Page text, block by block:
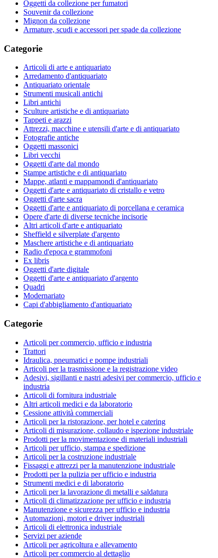
Oggetti da collezione per fumatori
Souvenir da collezione
Mignon da collezione
Armature, scudi e accessori per spade da collezione
Categorie
Articoli di arte e antiquariato
Arredamento d'antiquariato
Antiquariato orientale
Strumenti musicali antichi
Libri antichi
Sculture artistiche e di antiquariato
Tappeti e arazzi
Attrezzi, macchine e utensili d'arte e di antiquariato
Fotografie antiche
Oggetti massonici
Libri vecchi
Oggetti d'arte dal mondo
Stampe artistiche e di antiquariato
Mappe, atlanti e mappamondi d'antiquariato
Oggetti d'arte e antiquariato di cristallo e vetro
Oggetti d'arte sacra
Oggetti d'arte e antiquariato di porcellana e ceramica
Opere d'arte di diverse tecniche incisorie
Altri articoli d'arte e antiquariato
Sheffield e silverplate d'argento
Maschere artistiche e di antiquariato
Radio d'epoca e grammofoni
Ex libris
Oggetti d'arte digitale
Oggetti d'arte e antiquariato d'argento
Quadri
Modernariato
Capi d'abbigliamento d'antiquariato
Categorie
Articoli per commercio, ufficio e industria
Trattori
Idraulica, pneumatici e pompe industriali
Articoli per la trasmissione e la registrazione video
Adesivi, sigillanti e nastri adesivi per commercio, ufficio e
industria
Articoli di fornitura industriale
Altri articoli medici e da laboratorio
Cessione attività commerciali
Articoli per la ristorazione, per hotel e catering
Articoli di misurazione, collaudo e ispezione industriale
Prodotti per la movimentazione di materiali industriali
Articoli per ufficio, stampa e spedizione
Articoli per la costruzione industriale
Fissaggi e attrezzi per la manutenzione industriale
Prodotti per la pulizia per ufficio e industria
Strumenti medici e di laboratorio
Articoli per la lavorazione di metalli e saldatura
Articoli di climatizzazione per ufficio e industria
Manutenzione e sicurezza per ufficio e industria
Automazioni, motori e driver industriali
Articoli di elettronica industriale
Servizi per aziende
Articoli per agricoltura e allevamento
Articoli per commercio al dettaglio